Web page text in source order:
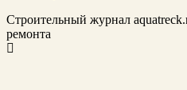
Строительный журнал
ремонта